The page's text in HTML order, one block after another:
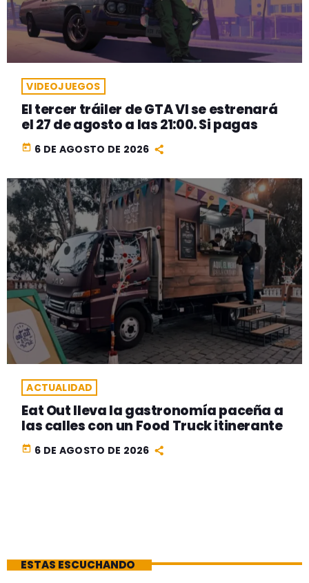
VIDEOJUEGOS
El tercer tráiler de GTA VI se estrenará
el 27 de agosto a las 21:00. Si pagas
today 6 DE AGOSTO DE 2026
ACTUALIDAD
Eat Out lleva la gastronomía paceña a
las calles con un Food Truck itinerante
today 6 DE AGOSTO DE 2026
ESTAS ESCUCHANDO